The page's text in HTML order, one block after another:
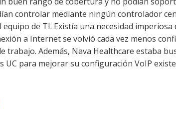
controlar mediante ningún controlador
de TI. Existía una necesidad
a Internet se volvió cada vez menos
trabajo. Además, Nava Healthcare estaba
para mejorar su configuración VoIP